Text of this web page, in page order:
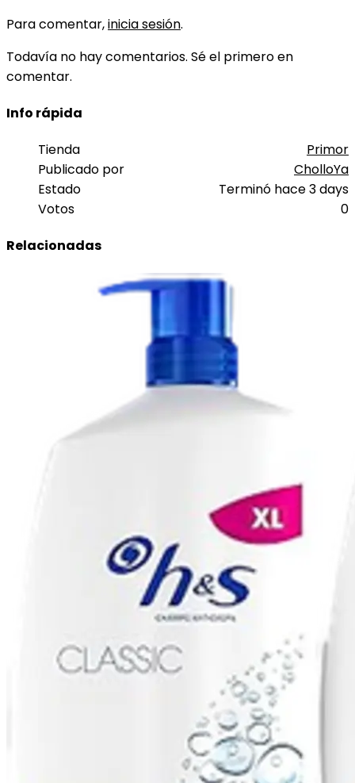
Para comentar,inicia sesión.
Todavía no hay comentarios. Sé el primero en
comentar.
Info rápida
Tienda
Primor
Publicado por
CholloYa
Estado
Terminó hace 3 days
Votos
0
Relacionadas